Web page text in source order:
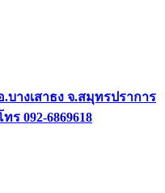
างเสาธง จ.สมุทรปราการ
ร 092-6869618